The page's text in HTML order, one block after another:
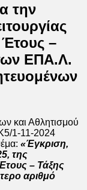
την
–
ΕΠΑ.Λ.
και Αθλητισμού
1-11-2024
«Έγκριση,
της
– Τάξης
αριθμό